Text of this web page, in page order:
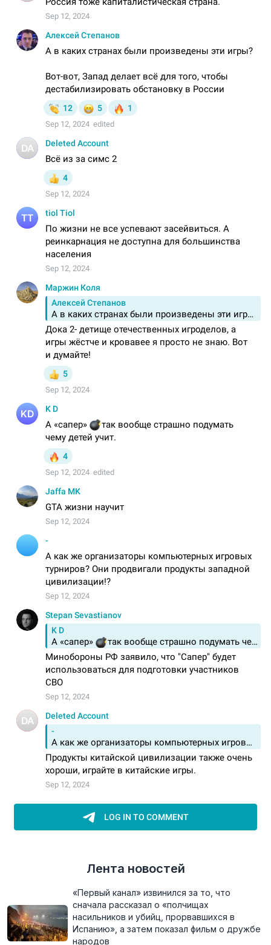
Лента новостей
«Первый канал» извинился за то, что
сначала рассказал о «полчищах
насильников и убийц, прорвавшихся в
Испанию», а затем показал фильм о дружбе
народов